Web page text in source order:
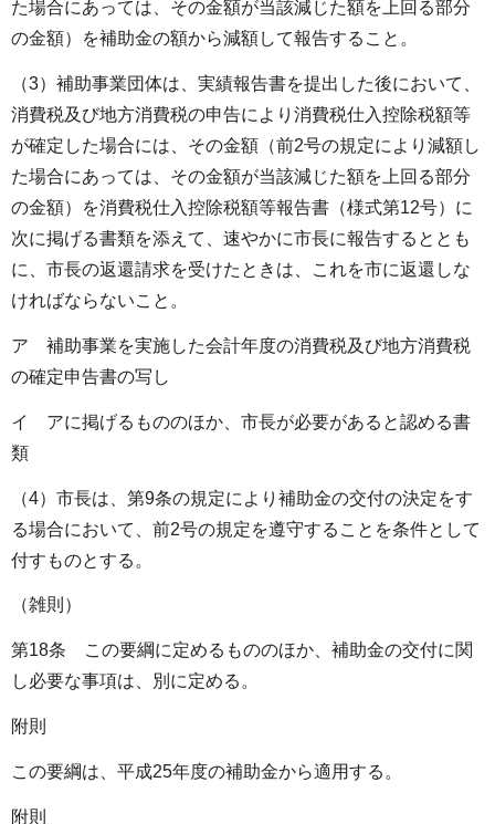
た場合にあっては、その金額が当該減じた額を上回る部分
の金額）を補助金の額から減額して報告すること。
（3）補助事業団体は、実績報告書を提出した後において、
消費税及び地方消費税の申告により消費税仕入控除税額等
が確定した場合には、その金額（前2号の規定により減額し
た場合にあっては、その金額が当該減じた額を上回る部分
の金額）を消費税仕入控除税額等報告書（様式第12号）に
次に掲げる書類を添えて、速やかに市長に報告するととも
に、市長の返還請求を受けたときは、これを市に返還しな
ければならないこと。
ア 補助事業を実施した会計年度の消費税及び地方消費税
の確定申告書の写し
イ アに掲げるもののほか、市長が必要があると認める書
類
（4）市長は、第9条の規定により補助金の交付の決定をす
る場合において、前2号の規定を遵守することを条件として
付すものとする。
（雑則）
第18条 この要綱に定めるもののほか、補助金の交付に関
し必要な事項は、別に定める。
附則
この要綱は、平成25年度の補助金から適用する。
附則